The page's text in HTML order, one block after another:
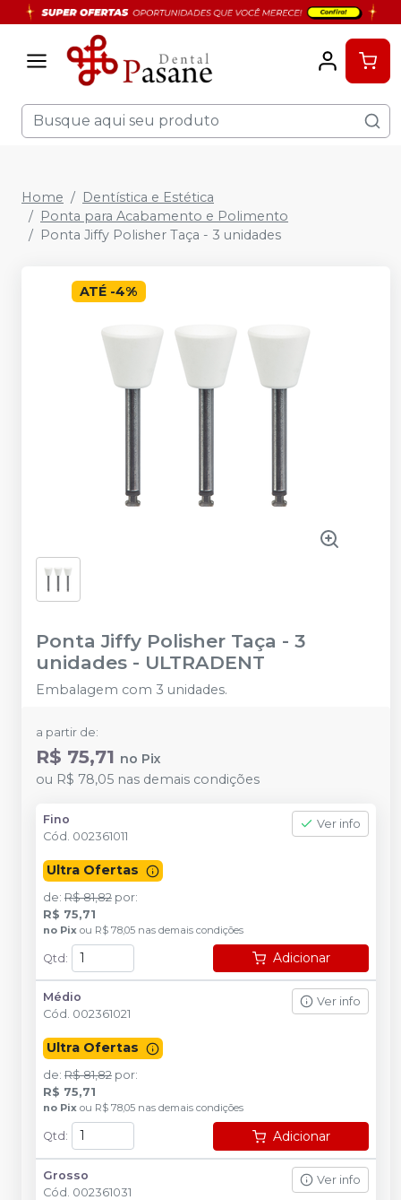
Home
Dentística e Estética
Ponta para Acabamento e Polimento
Ponta Jiffy Polisher Taça - 3 unidades
ATÉ -4%
Ponta Jiffy Polisher Taça - 3
unidades - ULTRADENT
Embalagem com 3 unidades.
a partir de:
R$ 75,71 no Pix
ou R$ 78,05 nas demais condições
Fino
Cód. 002361011
Ver info
Ultra Ofertas
de: R$ 81,82 por:
R$ 75,71
no Pix ou R$ 78,05 nas demais condições
Qtd: Adicionar
Médio
Cód. 002361021
Ver info
Ultra Ofertas
de: R$ 81,82 por:
R$ 75,71
no Pix ou R$ 78,05 nas demais condições
Qtd : Adicionar
Grosso
Cód. 002361031
Ver info